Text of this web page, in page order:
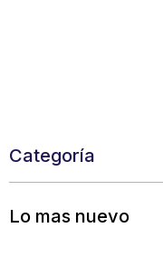
Categoría
Lo mas nuevo